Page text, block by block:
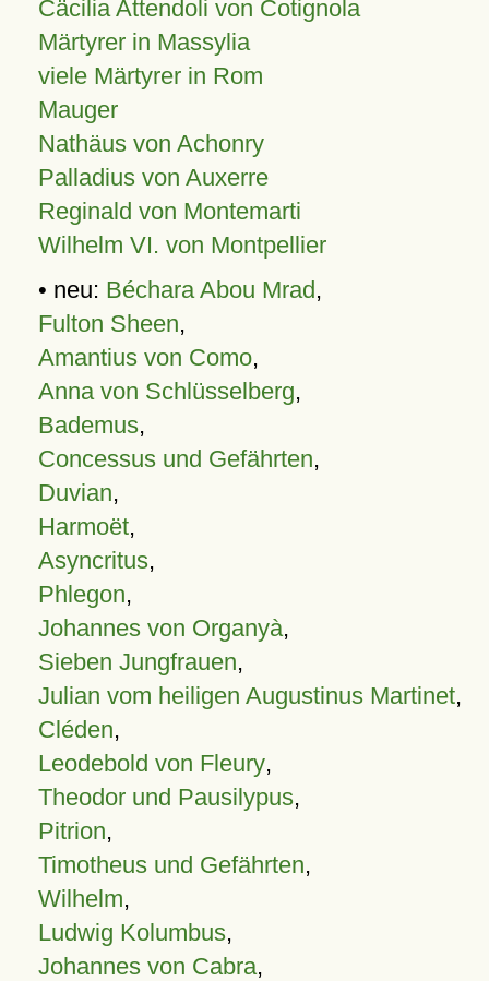
Cäcilia Attendoli von Cotignola
Märtyrer in Massylia
viele Märtyrer in Rom
Mauger
Nathäus von Achonry
Palladius von Auxerre
Reginald von Montemarti
Wilhelm VI. von Montpellier
• neu: Béchara Abou Mrad,
Fulton Sheen,
Amantius von Como,
Anna von Schlüsselberg,
Bademus,
Concessus und Gefährten,
Duvian,
Harmoët,
Asyncritus,
Phlegon,
Johannes von Organyà,
Sieben Jungfrauen,
Julian vom heiligen Augustinus Martinet,
Cléden,
Leodebold von Fleury,
Theodor und Pausilypus,
Pitrion,
Timotheus und Gefährten,
Wilhelm,
Ludwig Kolumbus,
Johannes von Cabra,